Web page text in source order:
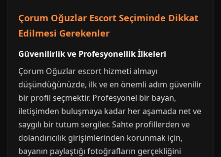
Çorum Oğuzlar Escort Seçiminde Dikkat
Edilmesi Gerekenler
Güvenilirlik ve Profesyonellik İlkeleri
Çorum Oğuzlar escort hizmeti almayı
düşündüğünüzde, ilk ve en önemli adım güvenilir
bir profil seçmektir. Profesyonel bir bayan,
iletişimden buluşmaya kadar her aşamada net ve
saygılı bir tutum sergiler. Sahte profillerden ve
dolandırıcılık girişimlerinden korunmak için,
bayanın paylaştığı fotoğrafların gerçekliğini